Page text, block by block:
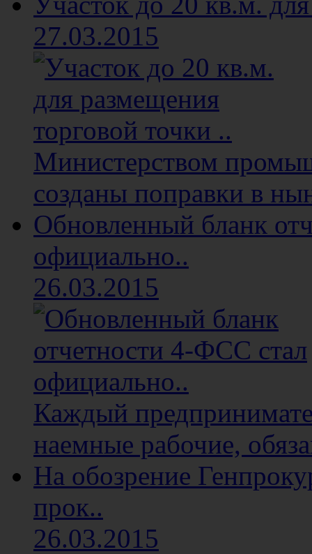
27.03.2015
Министерством
созданы поправки в
Обновленный бланк
официально..
26.03.2015
Каждый
наемные рабочие,
На обозрение
прок..
26.03.2015